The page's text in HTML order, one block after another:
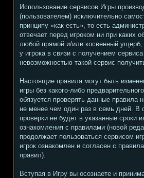
Использование сервисов Игры
(пользователем) исключительно
принципу «как-есть», то есть
отвечает перед игроком ни при каких
любой прямой и/или косвенный
у игрока в связи с получением
невозможностью такой сервис
Настоящие правила могут быть
игры без какого-либо
обязуется проверять данные правила
не менее чем один раз в семь дней. В
проверки не будет в указанные сроки
ознакомления с правилами (новой
продолжает пользоваться сервисом
игрок ознакомлен и согласен с
правил).
Вступая в Игру вы осознаете и